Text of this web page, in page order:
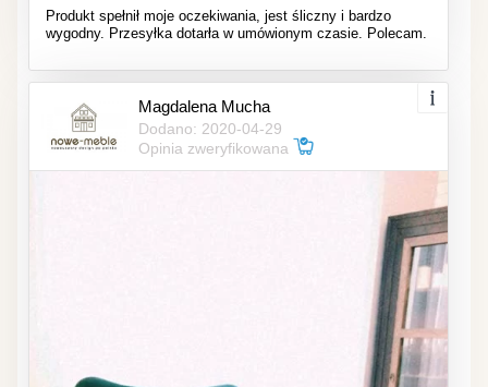
Produkt spełnił moje oczekiwania, jest śliczny i bardzo
wygodny. Przesyłka dotarła w umówionym czasie. Polecam.
Magdalena Mucha
Dodano: 2020-04-29
Opinia zweryfikowana